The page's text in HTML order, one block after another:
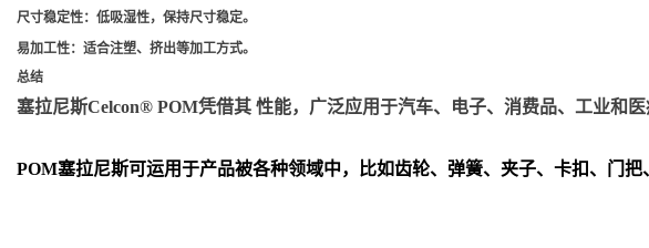
尺寸稳定性：低吸湿性，保持尺寸稳定。
易加工性：适合注塑、挤出等加工方式。
总结
塞拉尼斯Celcon® POM凭借其 性能，广泛应用于汽车、电子、消费品、工业和
POM塞拉尼斯可运用于产品被各种领域中，比如齿轮、弹簧、夹子、卡扣、门把